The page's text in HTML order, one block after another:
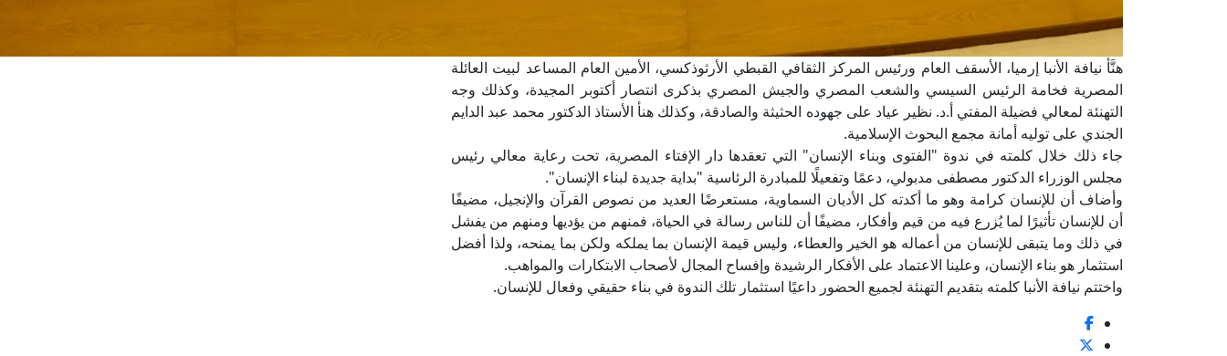
هنَّأ نيافة الأنبا إرميا، الأسقف العام ورئيس المركز الثقافي القبطي الأرثوذكسي، الأمين العام المساعد لبيت العائلة
المصرية فخامة الرئيس السيسي والشعب المصري والجيش المصري بذكرى انتصار أكتوبر المجيدة، وكذلك وجه
التهنئة لمعالي فضيلة المفتي أ.د. نظير عياد على جهوده الحثيثة والصادقة، وكذلك هنأ الأستاذ الدكتور محمد عبد الدايم
الجندي على توليه أمانة مجمع البحوث الإسلامية.
جاء ذلك خلال كلمته في ندوة "الفتوى وبناء الإنسان" التي تعقدها دار الإفتاء المصرية، تحت رعاية معالي رئيس
مجلس الوزراء الدكتور مصطفى مدبولي، دعمًا وتفعيلًا للمبادرة الرئاسية "بداية جديدة لبناء الإنسان".
وأضاف أن للإنسان كرامة وهو ما أكدته كل الأديان السماوية، مستعرضًا العديد من نصوص القرآن والإنجيل، مضيفًا
أن للإنسان تأثيرًا لما يُزرع فيه من قيم وأفكار، مضيفًا أن للناس رسالة في الحياة، فمنهم من يؤديها ومنهم من يفشل
في ذلك وما يتبقى للإنسان من أعماله هو الخير والعطاء، وليس قيمة الإنسان بما يملكه ولكن بما يمنحه، ولذا أفضل
استثمار هو بناء الإنسان، وعلينا الاعتماد على الأفكار الرشيدة وإفساح المجال لأصحاب الابتكارات والمواهب.
واختتم نيافة الأنبا كلمته بتقديم التهنئة لجميع الحضور داعيًا استثمار تلك الندوة في بناء حقيقي وفعال للإنسان.